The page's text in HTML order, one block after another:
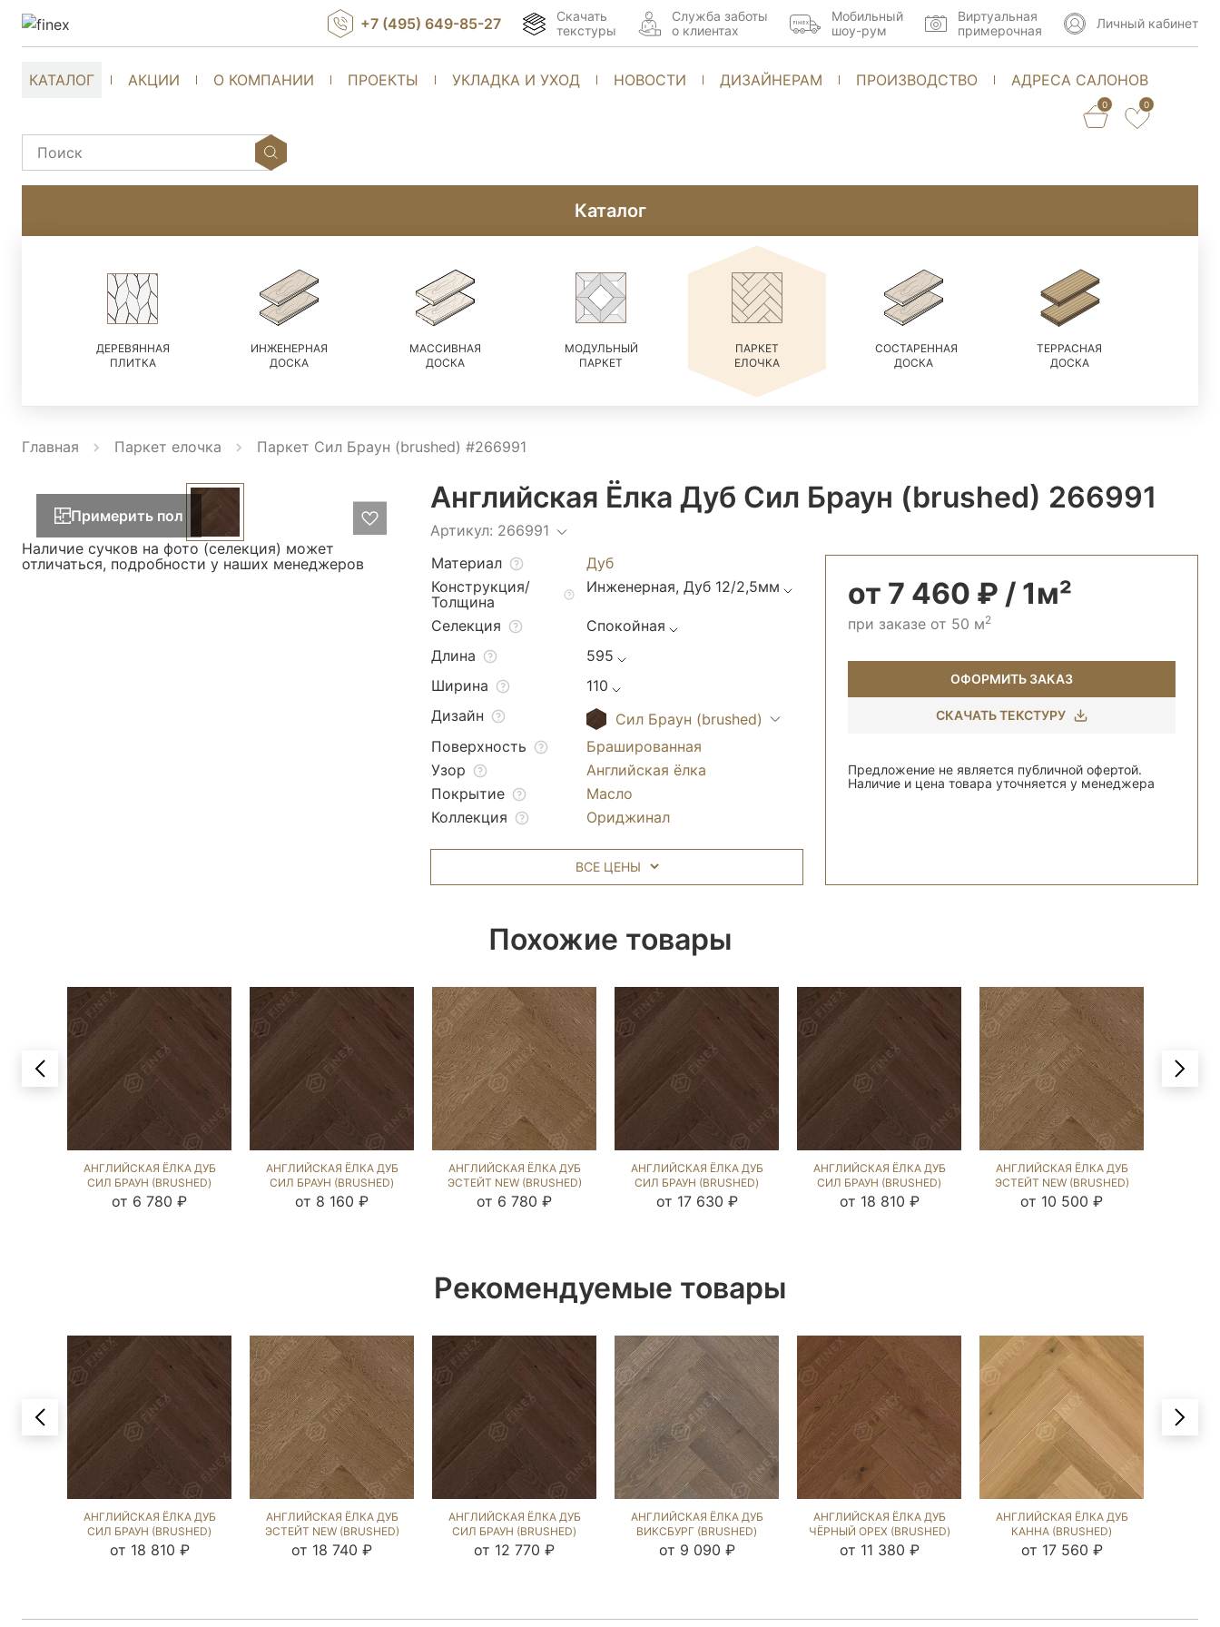
КАТАЛОГ АКЦИИ О КОМПАНИИ ПРОЕКТЫ УКЛАДКА И УХОД НОВОСТИ ДИЗАЙНЕРАМ ПРОИЗВОДСТВО АДРЕСА САЛОНОВ
0 0
+7 (495) 649-85-27
Скачать
текстуры
Cлужба заботы
о клиентах
Мобильный
шоу-рум
Виртуальная
примерочная
Личный кабинет
Каталог
ДЕРЕВЯННАЯ
ПЛИТКА
ИНЖЕНЕРНАЯ
ДОСКА
МАССИВНАЯ
ДОСКА
МОДУЛЬНЫЙ
ПАРКЕТ
ПАРКЕТ
ЕЛОЧКА
СОСТАРЕННАЯ
ДОСКА
ТЕРРАСНАЯ
ДОСКА
Главная Паркет елочка Паркет Сил Браун (brushed) #266991
Примерить пол
Наличие сучков на фото (селекция) может
отличаться, подробности у наших менеджеров
Английская Ёлка Дуб Сил Браун (brushed) 266991
Артикул: 266991
Материал
Дуб
Конструкция/
Толщина
Инженерная, Дуб 12/2,5мм
Селекция
Спокойная
Длина
595
Ширина
110
Дизайн
Сил Браун (brushed)
Поверхность
Брашированная
Узор
Английская ёлка
Покрытие
Масло
Коллекция
Ориджинал
от 7 460 ₽ / 1м²
при заказе от 50 м2
ОФОРМИТЬ ЗАКАЗ
СКАЧАТЬ ТЕКСТУРУ
Предложение не является публичной офертой.
Наличие и цена товара уточняется у менеджера
ВСЕ ЦЕНЫ
Похожие товары
АНГЛИЙСКАЯ ЁЛКА ДУБ
СИЛ БРАУН (BRUSHED)
136548
от 6 780 ₽
АНГЛИЙСКАЯ ЁЛКА ДУБ
СИЛ БРАУН (BRUSHED)
143275
от 8 160 ₽
АНГЛИЙСКАЯ ЁЛКА ДУБ
ЭСТЕЙТ NEW (BRUSHED)
136563
от 6 780 ₽
АНГЛИЙСКАЯ ЁЛКА ДУБ
СИЛ БРАУН (BRUSHED)
102763
от 17 630 ₽
АНГЛИЙСКАЯ ЁЛКА ДУБ
СИЛ БРАУН (BRUSHED)
103554
от 18 810 ₽
АНГЛИЙСКАЯ ЁЛКА ДУБ
ЭСТЕЙТ NEW (BRUSHED)
143603
от 10 500 ₽
Рекомендуемые товары
АНГЛИЙСКАЯ ЁЛКА ДУБ
СИЛ БРАУН (BRUSHED)
103554
от 18 810 ₽
АНГЛИЙСКАЯ ЁЛКА ДУБ
ЭСТЕЙТ NEW (BRUSHED)
102584
от 18 740 ₽
АНГЛИЙСКАЯ ЁЛКА ДУБ
СИЛ БРАУН (BRUSHED)
213942
от 12 770 ₽
АНГЛИЙСКАЯ ЁЛКА ДУБ
ВИКСБУРГ (BRUSHED)
294025
от 9 090 ₽
АНГЛИЙСКАЯ ЁЛКА ДУБ
ЧЁРНЫЙ ОРЕХ (BRUSHED)
133135
от 11 380 ₽
АНГЛИЙСКАЯ ЁЛКА ДУБ
КАННА (BRUSHED)
103784
от 17 560 ₽